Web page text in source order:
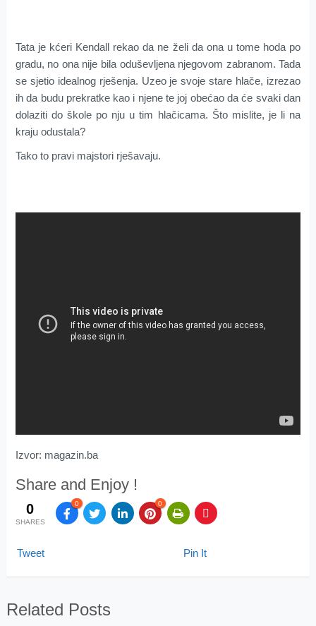
Tata je kćeri Kendall rekao da ne želi da ona u tome hoda po
gradu, no ona nije bila oduševljena njegovom zabranom. Tada
se sjetio idealnog rješenja. Uzeo je svoje stare hlače, izrezao
ih da budu prekratke kao i njene te joj obećao da će svaki dan
dolaziti do škole po nju u tim hlačicama. Što mislite, je li na
kraju odustala?
Tako to pravi majstori rješavaju.
Izvor: magazin.ba
Share and Enjoy !
0
SHARES
0 0
Tweet Pin It
Related Posts